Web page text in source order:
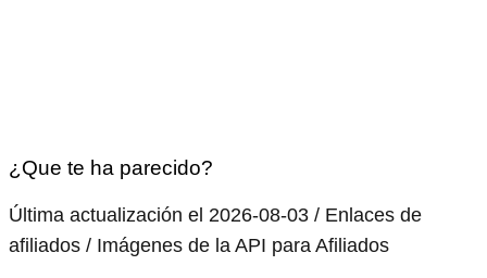
¿Que te ha parecido?
Última actualización el 2026-08-03 / Enlaces de
afiliados / Imágenes de la API para Afiliados